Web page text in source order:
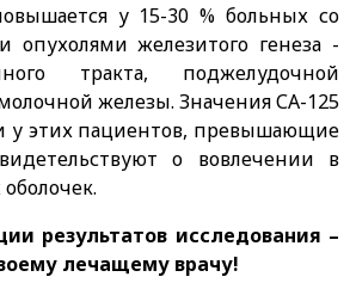
у 15-30 % больных со
опухолями железитого генеза -
тракта, поджелудочной
железы. Значения СА-125
у этих пациентов, превышающие
о вовлечении в
результатов исследования –
лечащему врачу!